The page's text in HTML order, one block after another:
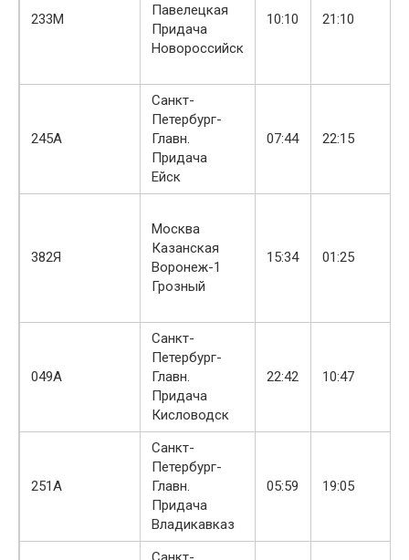
233М
Павелецкая
Придача
Новороссийск
10:10 21:10
245А
Санкт-
Петербург-
Главн.
Придача
Ейск
07:44 22:15
382Я
Москва
Казанская
Воронеж-1
Грозный
15:34 01:25
049А
Санкт-
Петербург-
Главн.
Придача
Кисловодск
22:42 10:47
251А
Санкт-
Петербург-
Главн.
Придача
Владикавказ
05:59 19:05